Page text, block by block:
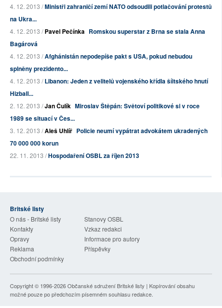
4. 12. 2013 /Ministři zahraničí zemí NATO odsoudili potlačování protestů
na Ukra...
4. 12. 2013 /Pavel Pečínka Romskou superstar z Brna se stala Anna
Bagárová
4. 12. 2013 /Afghánistán nepodepíše pakt s USA, pokud nebudou
splněny prezidento...
4. 12. 2013 /Libanon: Jeden z velitelů vojenského křídla šíitského hnutí
Hizball...
2. 12. 2013 /Jan Čulík Miroslav Štěpán: Světoví politikové si v roce
1989 se situací v Čes...
3. 12. 2013 /Aleš Uhlíř Policie neumí vypátrat advokátem ukradených
70 000 000 korun
22. 11. 2013 /Hospodaření OSBL za říjen 2013
Britské listy
O nás - Britské listy
Stanovy OSBL
Kontakty
Vzkaz redakci
Opravy
Informace pro autory
Reklama
Příspěvky
Obchodní podmínky
Copyright © 1996-2026Občanské sdružení Britské listy | Kopírování obsahu
možné pouze po předchozím písemném souhlasu redakce.